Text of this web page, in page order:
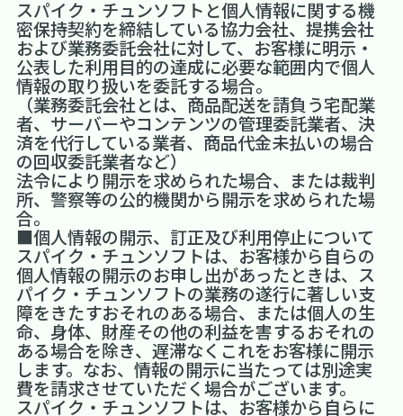
スパイク・チュンソフトと個人情報に関する機
密保持契約を締結している協力会社、提携会社
および業務委託会社に対して、お客様に明示・
公表した利用目的の達成に必要な範囲内で個人
情報の取り扱いを委託する場合。
（業務委託会社とは、商品配送を請負う宅配業
者、サーバーやコンテンツの管理委託業者、決
済を代行している業者、商品代金未払いの場合
の回収委託業者など）
法令により開示を求められた場合、または裁判
所、警察等の公的機関から開示を求められた場
合。
■個人情報の開示、訂正及び利用停止について
スパイク・チュンソフトは、お客様から自らの
個人情報の開示のお申し出があったときは、ス
パイク・チュンソフトの業務の遂行に著しい支
障をきたすおそれのある場合、または個人の生
命、身体、財産その他の利益を害するおそれの
ある場合を除き、遅滞なくこれをお客様に開示
します。なお、情報の開示に当たっては別途実
費を請求させていただく場合がございます。
スパイク・チュンソフトは、お客様から自らに